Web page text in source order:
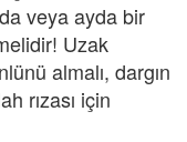
veya ayda bir
Uzak
almalı, dargın
rızası için